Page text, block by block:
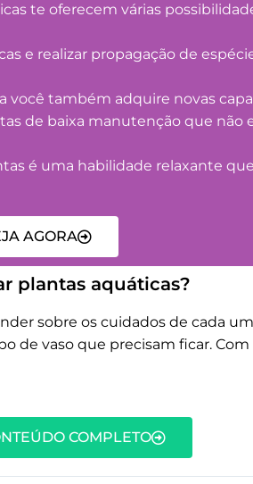
te oferecem várias
e realizar propagação de
você também adquire novas
de baixa manutenção que
é uma habilidade relaxante
AGORA
plantas aquáticas?
sobre os cuidados de cada
vaso que precisam ficar.
COMPLETO